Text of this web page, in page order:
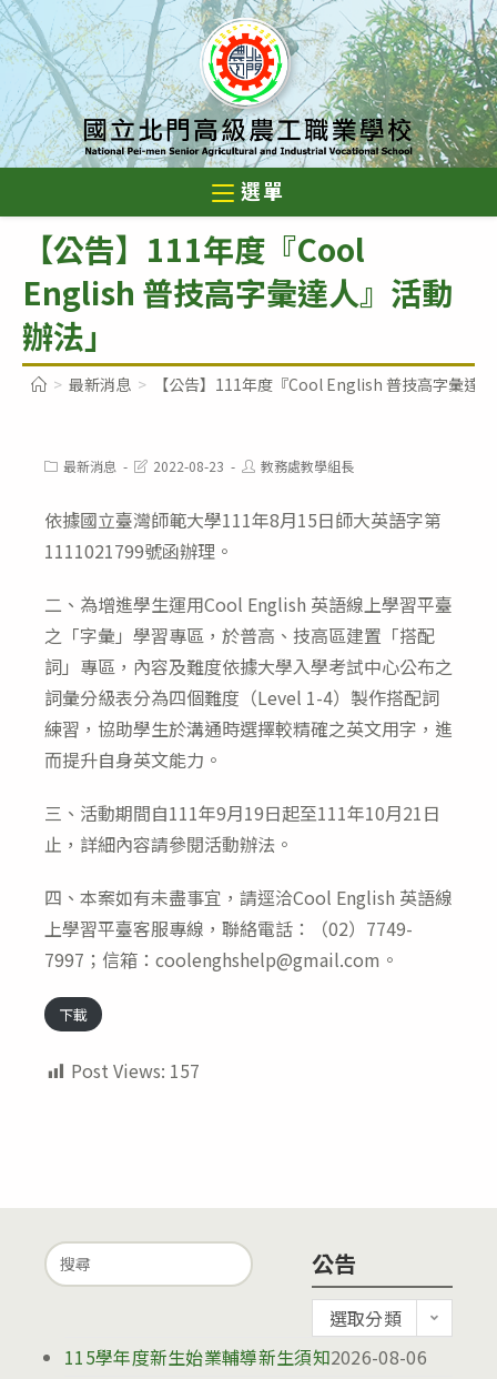
跳
轉
主
要
內
選單
【公告】111年度『Cool
English 普技高字彙達人』活動
辦法」
> 最新消息 > 【公告】111年度『Cool English 普技高字彙達
Post最新消息
Post2022-08-23
Post教務處教學組長
依據國立臺灣師範大學111年8月15日師大英語字第
1111021799號函辦理。
二、為增進學生運用Cool English 英語線上學習平臺
之「字彙」學習專區，於普高、技高區建置「搭配
詞」專區，內容及難度依據大學入學考試中心公布之
詞彙分級表分為四個難度（Level 1-4）製作搭配詞
練習，協助學生於溝通時選擇較精確之英文用字，進
而提升自身英文能力。
三、活動期間自111年9月19日起至111年10月21日
止，詳細內容請參閱活動辦法。
四、本案如有未盡事宜，請逕洽Cool English 英語線
上學習平臺客服專線，聯絡電話：（02）7749-
7997；信箱：coolenghshelp@gmail.com。
下載
Post Views: 157
Search
for:
公告
告
選取分類
115學年度新生始業輔導新生須知2026-08-06